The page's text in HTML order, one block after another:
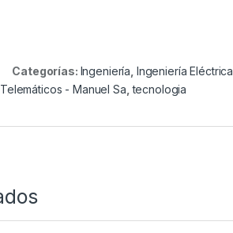
Categorías: Ingeniería Ingeniería Eléctrica
- Manuel Sa ,tecnologia